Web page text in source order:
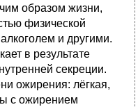
образом жизни,
физической
и другими.
в результате
секреции.
ожирения: лёгкая,
с ожирением